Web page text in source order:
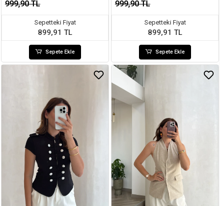
999,90 TL
Sepetteki Fiyat
899,91 TL
Sepete Ekle
999,90 TL
Sepetteki Fiyat
899,91 TL
Sepete Ekle